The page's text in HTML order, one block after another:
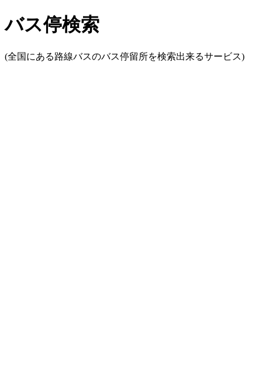
バス停検索
(全国にある路線バスのバス停留所を検索出来るサービス)